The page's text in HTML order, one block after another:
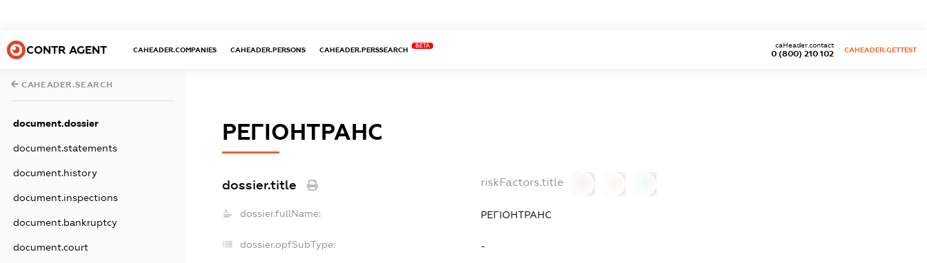
CONTR AGENT CAHEADER.COMPANIES CAHEADER.PERSONS CAHEADER.PERSSEARCH
BETA
0 (800) 210 102
caHeader.contact
CAHEADER.GETTEST
CAHEADER.SEARCH
document.dossier
document.statements
document.history
document.inspections
document.bankruptcy
document.court
РЕГІОНТРАНС
dossier.title riskFactors.title
dossier.fullName: РЕГІОНТРАНС
dossier.opfSubType: -